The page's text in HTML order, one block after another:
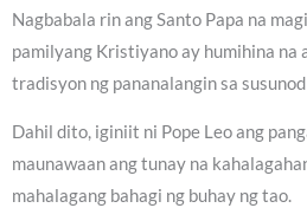
Nagbabala rin ang Santo Papa na
pamilyang Kristiyano ay humihina na
tradisyon ng pananalangin sa
Dahil dito, iginiit ni Pope Leo ang
maunawaan ang tunay na
mahalagang bahagi ng buhay ng tao.